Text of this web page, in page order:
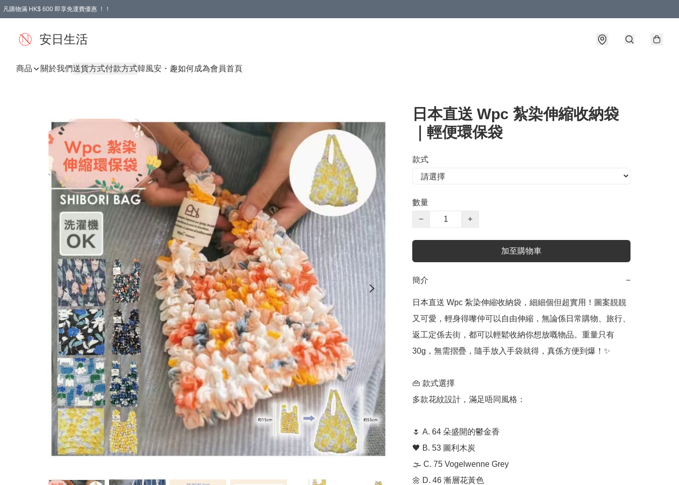
凡購物滿 HK$ 600 即享免運費優惠 ！！
安日生活
商品 關於我們送貨方式付款方式韓風安・趣如何成為會員首頁
日本直送 Wpc 紮染伸縮收納袋
｜輕便環保袋
款式
數量
−
+
加至購物車
簡介 −
日本直送 Wpc 紮染伸縮收納袋，細細個但超實用！圖案靚靚
又可愛，輕身得嚟仲可以自由伸縮，無論係日常購物、旅行、
返工定係去街，都可以輕鬆收納你想放嘅物品。重量只有
30g，無需摺疊，隨手放入手袋就得，真係方便到爆！✨
👜 款式選擇
多款花紋設計，滿足唔同風格：
🌷 A. 64 朵盛開的鬱金香
🖤 B. 53 圖利木炭
🌫️ C. 75 Vogelwenne Grey
🌼 D. 46 漸層花黃色